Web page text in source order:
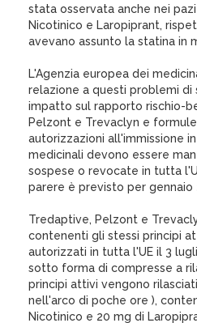
stata osservata anche nei
Nicotinico e Laropiprant,
avevano assunto la statina in
L'Agenzia europea dei
relazione a questi problemi di
impatto sul rapporto rischio-
Pelzont e Trevaclyn e
autorizzazioni all'immissione
medicinali devono essere
sospese o revocate in tutta
parere è previsto per gennaio
Tredaptive, Pelzont e
contenenti gli stessi principi
autorizzati in tutta l'UE il 3
sotto forma di compresse a
principi attivi vengono
nell'arco di poche ore ),
Nicotinico e 20 mg di